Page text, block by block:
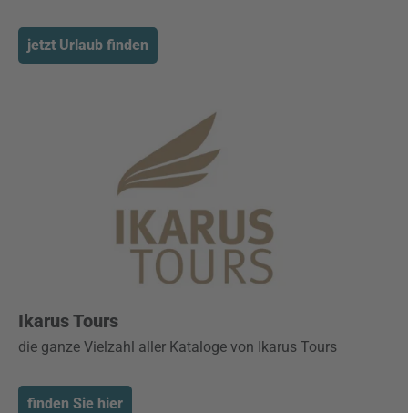
jetzt Urlaub finden
Ikarus Tours
die ganze Vielzahl aller Kataloge von Ikarus Tours
finden Sie hier